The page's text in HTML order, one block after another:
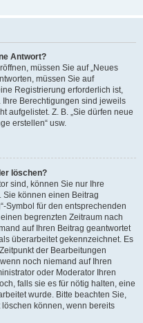
Antwort?
müssen Sie auf „Neues
müssen Sie auf
Registrierung erforderlich ist,
Berechtigungen sind jeweils
aufgelistet. Z. B. „Sie dürfen neue
erstellen“ usw.
löschen?
sind, können Sie nur Ihre
können einen Beitrag
Symbol für den entsprechenden
begrenzten Zeitraum nach
auf Ihren Beitrag geantwortet
überarbeitet gekennzeichnet. Es
der Bearbeitungen
noch niemand auf Ihren
oder Moderator Ihren
falls sie es für nötig halten, eine
wurde. Bitte beachten Sie,
können, wenn bereits